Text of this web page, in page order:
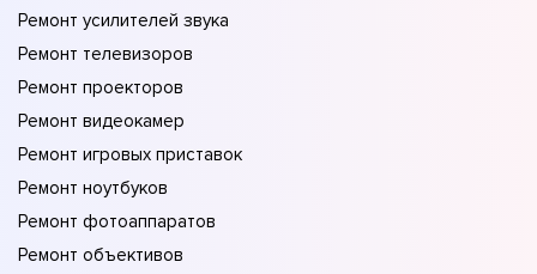
Ремонт усилителей звука
Ремонт телевизоров
Ремонт проекторов
Ремонт видеокамер
Ремонт игровых приставок
Ремонт ноутбуков
Ремонт фотоаппаратов
Ремонт объективов